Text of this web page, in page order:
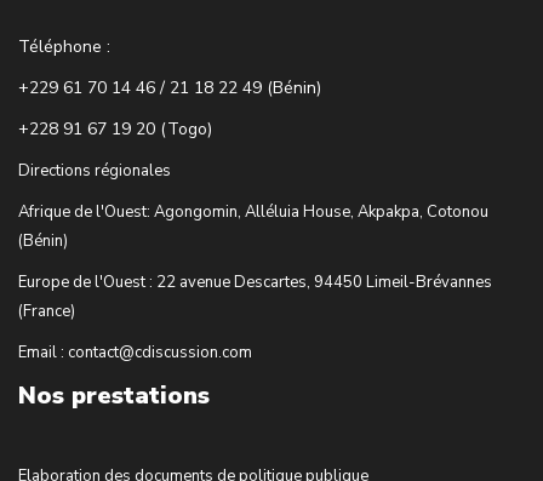
Téléphone :
+229 61 70 14 46 / 21 18 22 49 (Bénin)
+228 91 67 19 20 (Togo)
Directions régionales
Afrique de l'Ouest: Agongomin, Alléluia House, Akpakpa, Cotonou
(Bénin)
Europe de l'Ouest : 22 avenue Descartes, 94450 Limeil-Brévannes
(France)
Email : contact@cdiscussion.com
Nos prestations
Elaboration des documents de politique publique